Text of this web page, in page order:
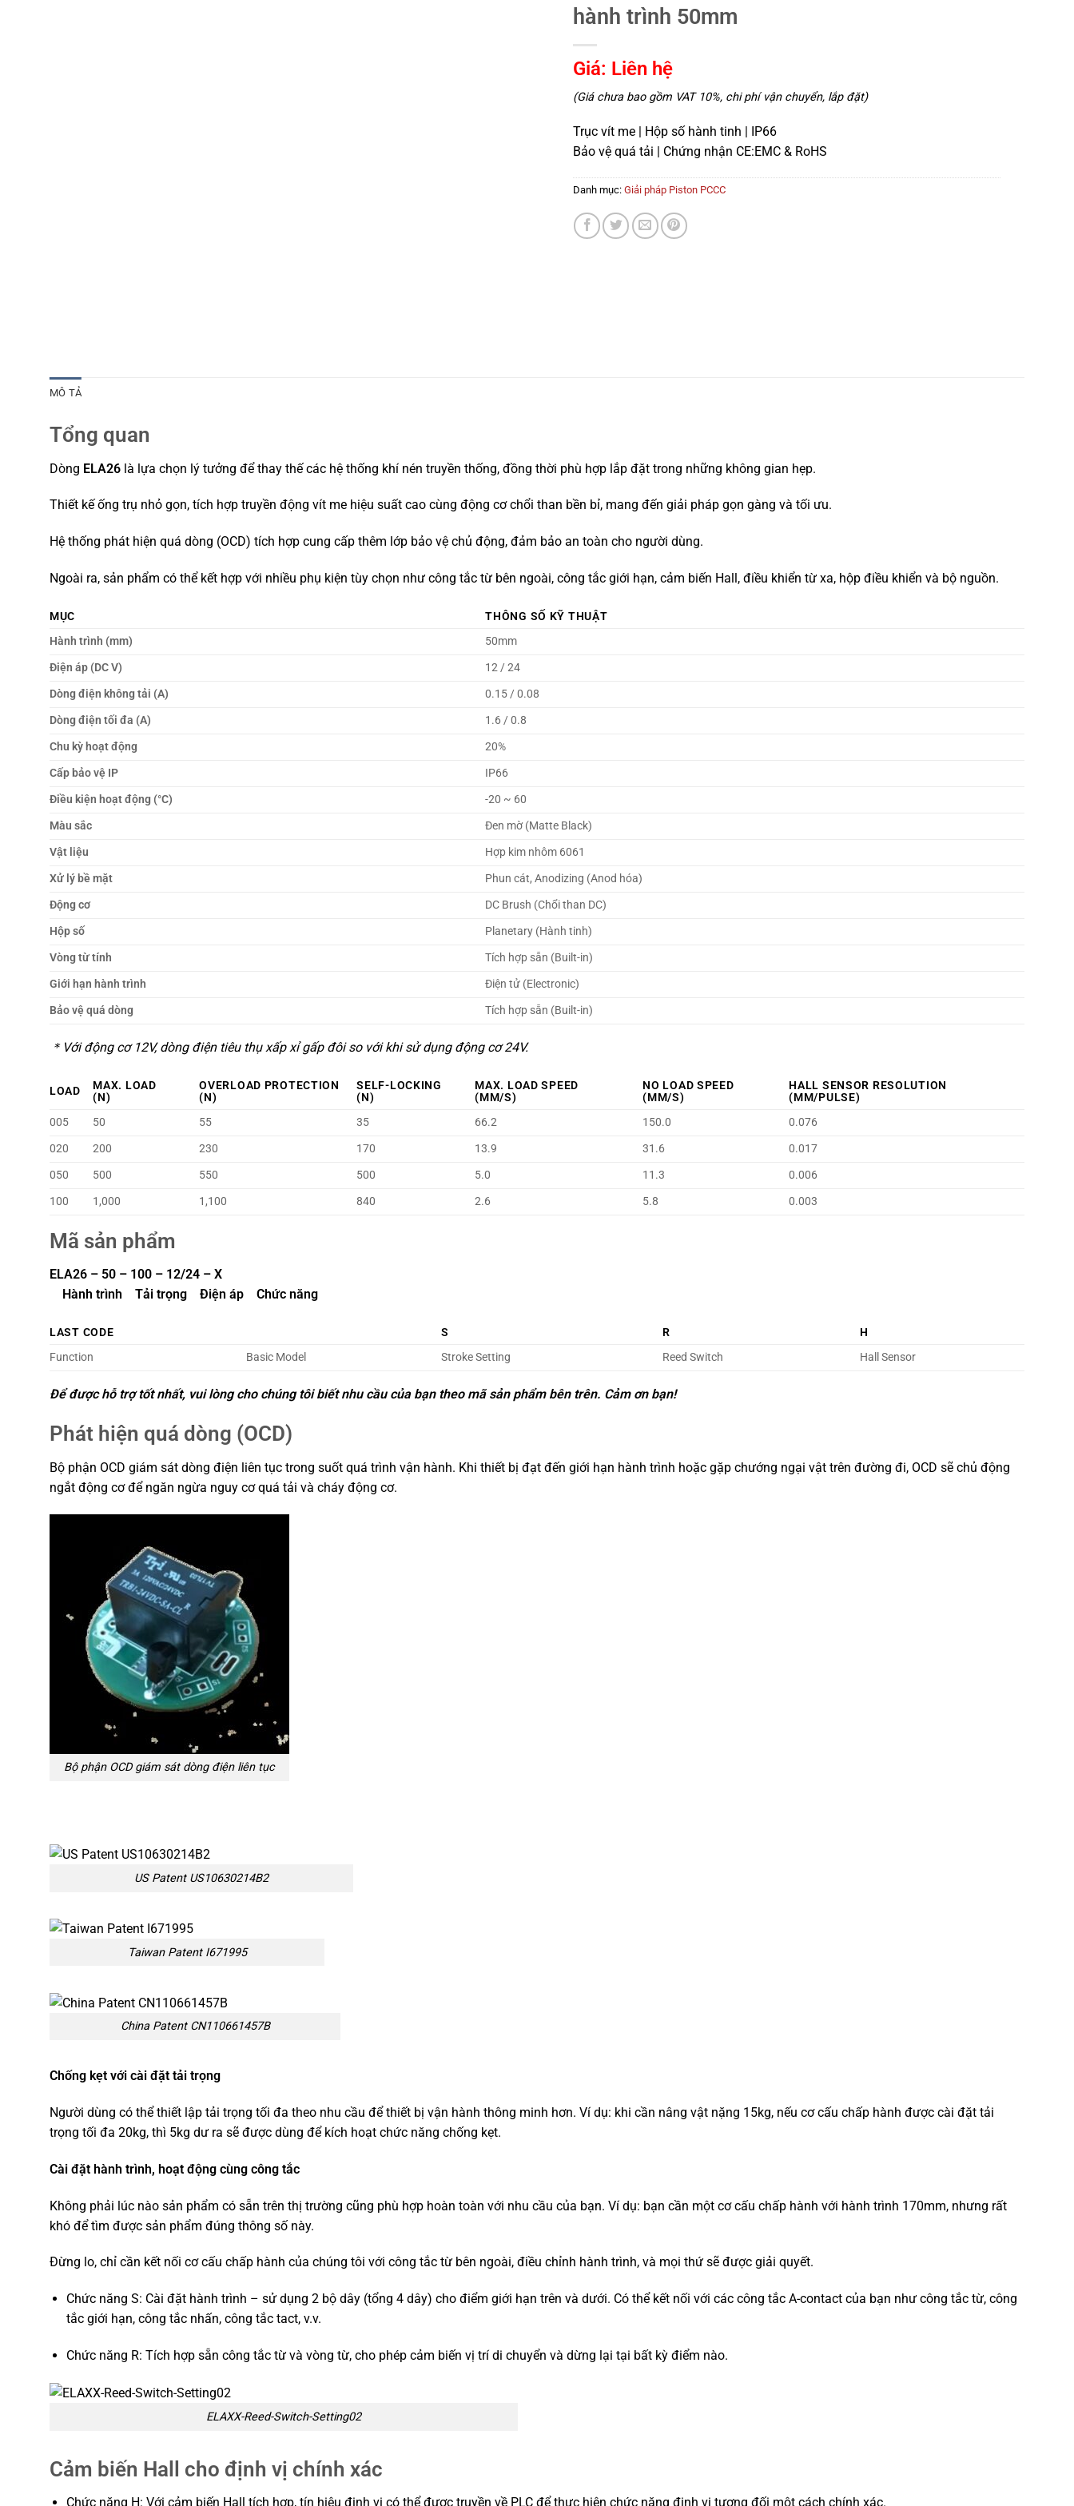
hành trình 50mm
Giá: Liên hệ
(Giá chưa bao gồm VAT 10%, chi phí vận chuyển, lắp đặt)
Trục vít me | Hộp số hành tinh | IP66
Bảo vệ quá tải | Chứng nhận CE:EMC & RoHS
Danh mục: Giải pháp Piston PCCC
MÔ TẢ
Tổng quan
Dòng ELA26 là lựa chọn lý tưởng để thay thế các hệ thống khí nén truyền thống, đồng thời phù hợp lắp đặt trong những không gian hẹp.
Thiết kế ống trụ nhỏ gọn, tích hợp truyền động vít me hiệu suất cao cùng động cơ chổi than bền bỉ, mang đến giải pháp gọn gàng và tối ưu.
Hệ thống phát hiện quá dòng (OCD) tích hợp cung cấp thêm lớp bảo vệ chủ động, đảm bảo an toàn cho người dùng.
Ngoài ra, sản phẩm có thể kết hợp với nhiều phụ kiện tùy chọn như công tắc từ bên ngoài, công tắc giới hạn, cảm biến Hall, điều khiển từ xa, hộp điều khiển và bộ nguồn.
MỤC
THÔNG SỐ KỸ THUẬT
Hành trình (mm)
50mm
Điện áp (DC V)
12 / 24
Dòng điện không tải (A)
0.15 / 0.08
Dòng điện tối đa (A)
1.6 / 0.8
Chu kỳ hoạt động
20%
Cấp bảo vệ IP
IP66
Điều kiện hoạt động (°C)
-20 ~ 60
Màu sắc
Đen mờ (Matte Black)
Vật liệu
Hợp kim nhôm 6061
Xử lý bề mặt
Phun cát, Anodizing (Anod hóa)
Động cơ
DC Brush (Chổi than DC)
Hộp số
Planetary (Hành tinh)
Vòng từ tính
Tích hợp sẵn (Built-in)
Giới hạn hành trình
Điện tử (Electronic)
Bảo vệ quá dòng
Tích hợp sẵn (Built-in)
＊Với động cơ 12V, dòng điện tiêu thụ xấp xỉ gấp đôi so với khi sử dụng động cơ 24V.
LOAD
MAX. LOAD
(N)
OVERLOAD PROTECTION
(N)
SELF-LOCKING
(N)
MAX. LOAD SPEED
(MM/S)
NO LOAD SPEED
(MM/S)
HALL SENSOR RESOLUTION
(MM/PULSE)
005
50 55 35 66.2 150.0
0.076
020
200 230 170 13.9 31.6
0.017
050
500 550 500 5.0 11.3
0.006
100
1,000 1,100 840 2.6 5.8 0.003
Mã sản phẩm
ELA26 – 50 – 100 – 12/24 – X
Hành trình Tải trọng Điện áp Chức năng
LAST CODE S R
H
Function
Basic Model Stroke Setting Reed Switch Hall Sensor
Để được hỗ trợ tốt nhất, vui lòng cho chúng tôi biết nhu cầu của bạn theo mã sản phẩm bên trên. Cảm ơn bạn!
Phát hiện quá dòng (OCD)
Bộ phận OCD giám sát dòng điện liên tục trong suốt quá trình vận hành. Khi thiết bị đạt đến giới hạn hành trình hoặc gặp chướng ngại vật trên đường đi, OCD sẽ chủ động
ngắt động cơ để ngăn ngừa nguy cơ quá tải và cháy động cơ.
Bộ phận OCD giám sát dòng điện liên tục
US Patent US10630214B2
Taiwan Paten​t I671995
China Patent CN110661457B
Chống kẹt với cài đặt tải trọng
Người dùng có thể thiết lập tải trọng tối đa theo nhu cầu để thiết bị vận hành thông minh hơn. Ví dụ: khi cần nâng vật nặng 15kg, nếu cơ cấu chấp hành được cài đặt tải
trọng tối đa 20kg, thì 5kg dư ra sẽ được dùng để kích hoạt chức năng chống kẹt.
Cài đặt hành trình, hoạt động cùng công tắc
Không phải lúc nào sản phẩm có sẵn trên thị trường cũng phù hợp hoàn toàn với nhu cầu của bạn. Ví dụ: bạn cần một cơ cấu chấp hành với hành trình 170mm, nhưng rất
khó để tìm được sản phẩm đúng thông số này.
Đừng lo, chỉ cần kết nối cơ cấu chấp hành của chúng tôi với công tắc từ bên ngoài, điều chỉnh hành trình, và mọi thứ sẽ được giải quyết.
Chức năng S: Cài đặt hành trình – sử dụng 2 bộ dây (tổng 4 dây) cho điểm giới hạn trên và dưới. Có thể kết nối với các công tắc A-contact của bạn như công tắc từ, công
tắc giới hạn, công tắc nhấn, công tắc tact, v.v.
Chức năng R: Tích hợp sẵn công tắc từ và vòng từ, cho phép cảm biến vị trí di chuyển và dừng lại tại bất kỳ điểm nào.
ELAXX-Reed-Switch-Setting02
Cảm biến Hall cho định vị chính xác
Chức năng H: Với cảm biến Hall tích hợp, tín hiệu định vị có thể được truyền về PLC để thực hiện chức năng định vị tương đối một cách chính xác.